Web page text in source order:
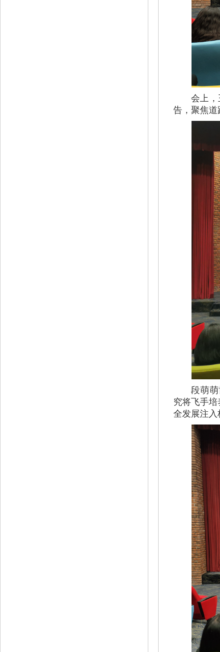
会上，
告，聚焦
段萌萌
究将飞手
全发展注入